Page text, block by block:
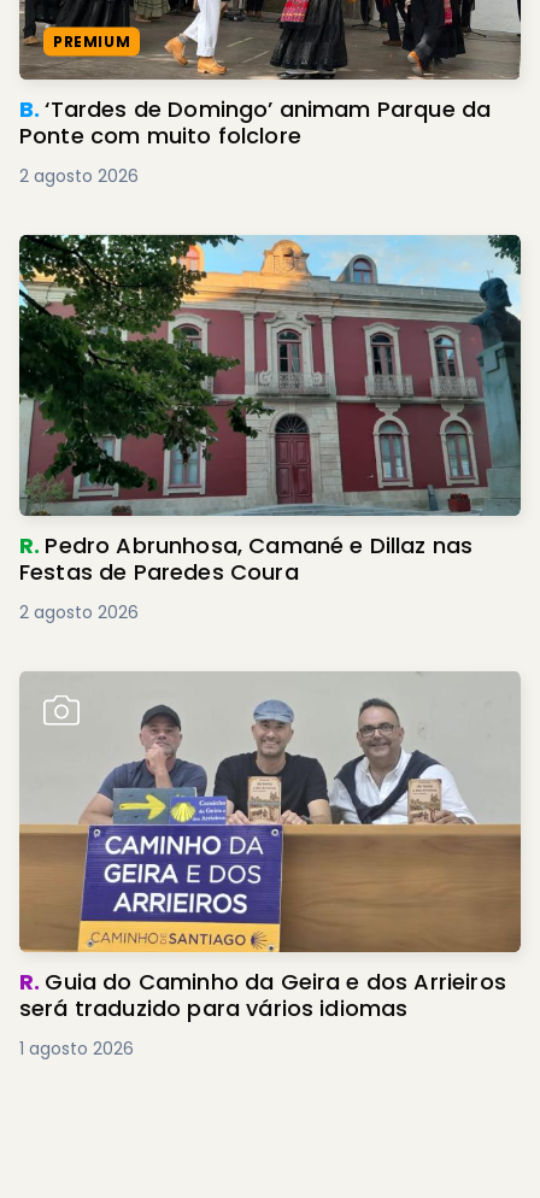
PREMIUM
B.‘Tardes de Domingo’ animam Parque da
Ponte com muito folclore
2 agosto 2026
R. Pedro Abrunhosa, Camané e Dillaz nas
Festas de Paredes Coura
2 agosto 2026
R. Guia do Caminho da Geira e dos Arrieiros
será traduzido para vários idiomas
1 agosto 2026